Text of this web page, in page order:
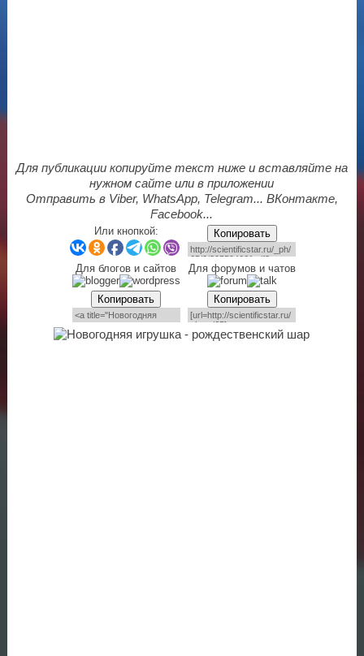
Для публикации копируйте текст ниже и вставляйте на
нужном сайте или в приложении
Отправить в Viber, WhatsApp, Telegram... ВКонтакте,
Facebook...
Или кнопкой: Копировать
Для блогов и сайтов Для форумов и чатов
Копировать Копировать